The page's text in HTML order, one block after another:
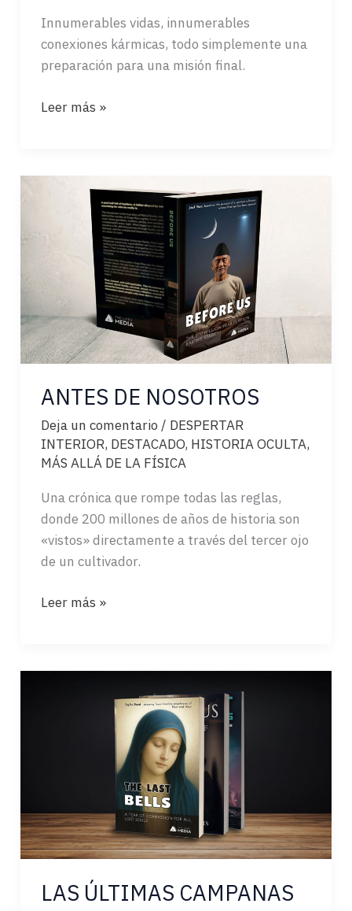
Innumerables vidas, innumerables
conexiones kármicas, todo simplemente una
preparación para una misión final.
MIL
Leer más »
ANTES DE NOSOTROS
Deja un comentario / DESPERTAR
INTERIOR, DESTACADO, HISTORIA OCULTA,
MÁS ALLÁ DE LA FÍSICA
Una crónica que rompe todas las reglas,
donde 200 millones de años de historia son
«vistos» directamente a través del tercer ojo
de un cultivador.
ANTES
Leer más »
LAS ÚLTIMAS CAMPANAS